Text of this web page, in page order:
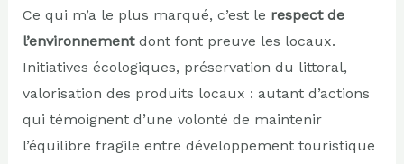
Ce qui m’a le plus marqué, c’est le respect de
l’environnementdont font preuve les locaux.
Initiatives écologiques, préservation du littoral,
valorisation des produits locaux : autant d’actions
qui témoignent d’une volonté de maintenir
l’équilibre fragile entre développement touristique